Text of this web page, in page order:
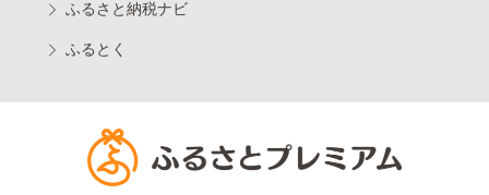
ふるさと納税ナビ
ふるとく